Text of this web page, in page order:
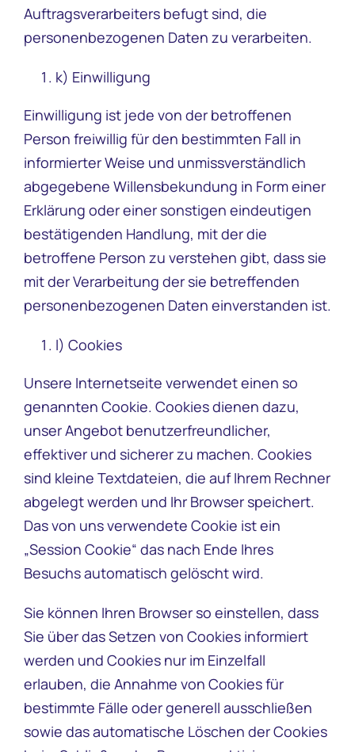
Auftragsverarbeiters befugt sind, die
personenbezogenen Daten zu verarbeiten.
k) Einwilligung
Einwilligung ist jede von der betroffenen
Person freiwillig für den bestimmten Fall in
informierter Weise und unmissverständlich
abgegebene Willensbekundung in Form einer
Erklärung oder einer sonstigen eindeutigen
bestätigenden Handlung, mit der die
betroffene Person zu verstehen gibt, dass sie
mit der Verarbeitung der sie betreffenden
personenbezogenen Daten einverstanden ist.
l) Cookies
Unsere Internetseite verwendet einen so
genannten Cookie. Cookies dienen dazu,
unser Angebot benutzerfreundlicher,
effektiver und sicherer zu machen. Cookies
sind kleine Textdateien, die auf Ihrem Rechner
abgelegt werden und Ihr Browser speichert.
Das von uns verwendete Cookie ist ein
„Session Cookie“ das nach Ende Ihres
Besuchs automatisch gelöscht wird.
Sie können Ihren Browser so einstellen, dass
Sie über das Setzen von Cookies informiert
werden und Cookies nur im Einzelfall
erlauben, die Annahme von Cookies für
bestimmte Fälle oder generell ausschließen
sowie das automatische Löschen der Cookies